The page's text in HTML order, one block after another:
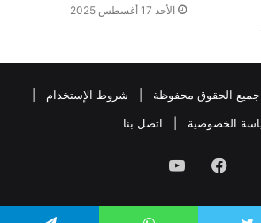
الأحد 17 أغسطس 2025
شروط الإستخدام
الخصوصية
اتصل بنا
فيسبوكيوتيوب